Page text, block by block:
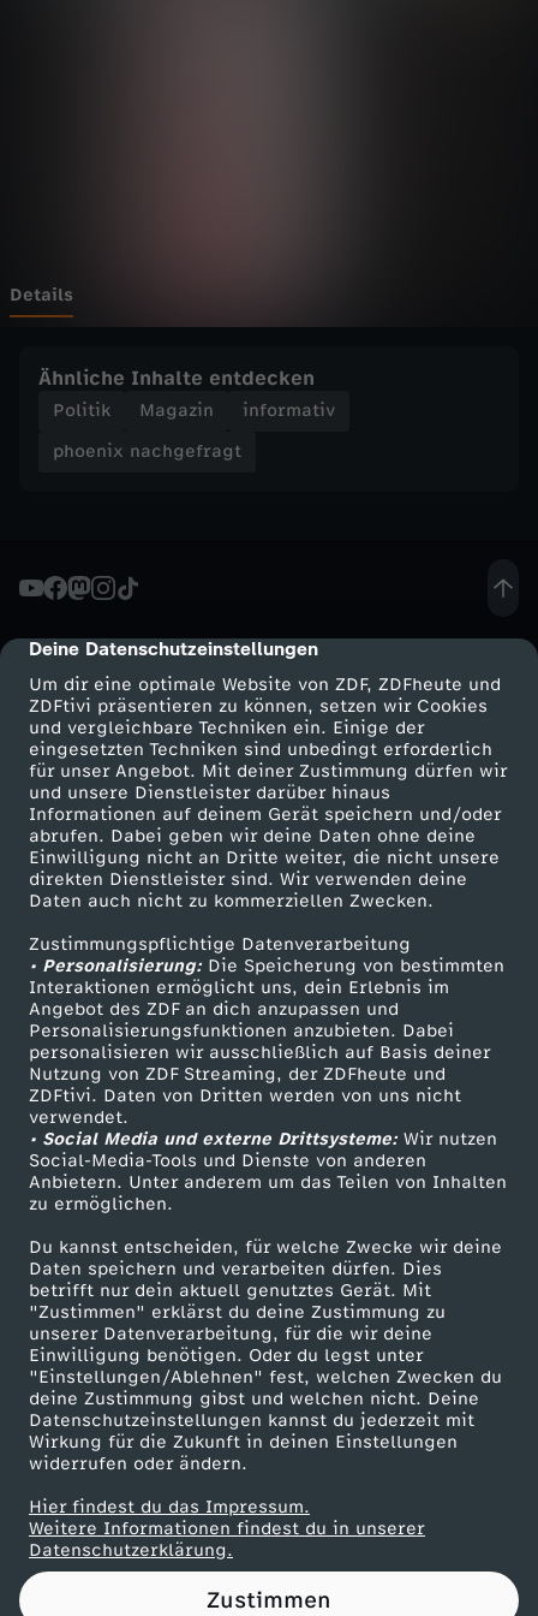
cmp-dialog-description
Deine Datenschutzeinstellungen
Um dir eine optimale Website von ZDF, ZDFheute und
ZDFtivi präsentieren zu können, setzen wir Cookies
und vergleichbare Techniken ein. Einige der
eingesetzten Techniken sind unbedingt erforderlich
für unser Angebot. Mit deiner Zustimmung dürfen wir
und unsere Dienstleister darüber hinaus
Informationen auf deinem Gerät speichern und/oder
abrufen. Dabei geben wir deine Daten ohne deine
Einwilligung nicht an Dritte weiter, die nicht unsere
direkten Dienstleister sind. Wir verwenden deine
Daten auch nicht zu kommerziellen Zwecken.
Zustimmungspflichtige Datenverarbeitung
• Personalisierung:Die Speicherung von bestimmten
Interaktionen ermöglicht uns, dein Erlebnis im
Angebot des ZDF an dich anzupassen und
Personalisierungsfunktionen anzubieten. Dabei
personalisieren wir ausschließlich auf Basis deiner
Nutzung von ZDF Streaming, der ZDFheute und
ZDFtivi. Daten von Dritten werden von uns nicht
verwendet.
• Social Media und externe Drittsysteme:Wir nutzen
Social-Media-Tools und Dienste von anderen
Anbietern. Unter anderem um das Teilen von Inhalten
zu ermöglichen.
Du kannst entscheiden, für welche Zwecke wir deine
Daten speichern und verarbeiten dürfen. Dies
betrifft nur dein aktuell genutztes Gerät. Mit
"Zustimmen" erklärst du deine Zustimmung zu
unserer Datenverarbeitung, für die wir deine
Einwilligung benötigen. Oder du legst unter
"Einstellungen/Ablehnen" fest, welchen Zwecken du
deine Zustimmung gibst und welchen nicht. Deine
Datenschutzeinstellungen kannst du jederzeit mit
Wirkung für die Zukunft in deinen Einstellungen
widerrufen oder ändern.
Hier findest du das Impressum.
Weitere Informationen findest du in unserer
Datenschutzerklärung.
Zustimmen
e
r
t
-
T
r
e
f
f
e
n
i
n
A
l
a
s
k
a
:
Details
Ähnliche Inhalte entdecken
Politik Magazin
informativ
phoenix nachgefragt
Mehr ZDF
ZDF-Apps
Smart TV
ZDFtext
Livestreams
Sendungen A-Z
TV-Programm
Service
ZDFmitreden
Kontakt zum ZDF
Tickets
Zuschauerservice
Hilfe
ZDF Unternehmen
Karriere
ZDF goes Schule
Werbefernsehen
Mainzelmännchen
Partner